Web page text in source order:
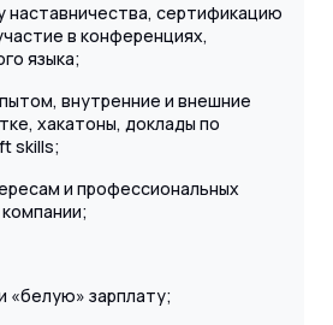
наставничества, сертификацию
в конференциях,
языка;
внутренние и внешние
хакатоны, доклады по
skills;
и профессиональных
«белую» зарплату;